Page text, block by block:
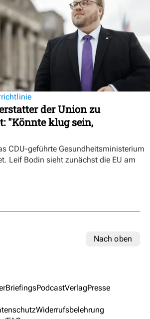
der Union zu
"Könnte klug sein,
CDU-geführte Gesundheitsministerium
Leif Bodin sieht zunächst die EU am
Nach oben
BriefingsPodcastVerlagPresse
Widerrufsbelehrung